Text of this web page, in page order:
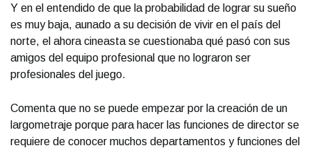
Y en el entendido de que la probabilidad de lograr su sueño
es muy baja, aunado a su decisión de vivir en el país del
norte, el ahora cineasta se cuestionaba qué pasó con sus
amigos del equipo profesional que no lograron ser
profesionales del juego.
Comenta que no se puede empezar por la creación de un
largometraje porque para hacer las funciones de director se
requiere de conocer muchos departamentos y funciones del